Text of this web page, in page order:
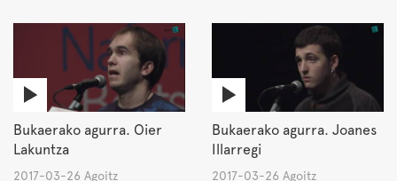
Bukaerako agurra. Oier
Lakuntza
2017-03-26 Agoitz
Bukaerako agurra. Joanes
Illarregi
2017-03-26 Agoitz